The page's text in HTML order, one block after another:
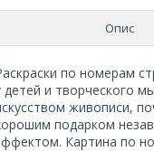
Опис
по номерам
детей и творческого
живописи,
подарком
Картина по